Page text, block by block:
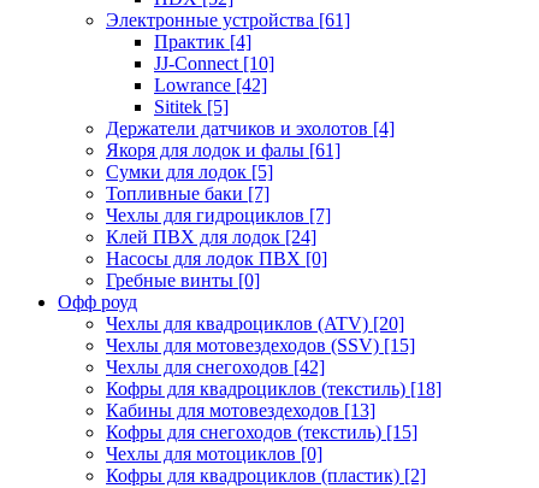
Электронные устройства [61]
Практик [4]
JJ-Connect [10]
Lowrance [42]
Sititek [5]
Держатели датчиков и эхолотов [4]
Якоря для лодок и фалы [61]
Сумки для лодок [5]
Топливные баки [7]
Чехлы для гидроциклов [7]
Клей ПВХ для лодок [24]
Насосы для лодок ПВХ [0]
Гребные винты [0]
Офф роуд
Чехлы для квадроциклов (ATV) [20]
Чехлы для мотовездеходов (SSV) [15]
Чехлы для снегоходов [42]
Кофры для квадроциклов (текстиль) [18]
Кабины для мотовездеходов [13]
Кофры для снегоходов (текстиль) [15]
Чехлы для мотоциклов [0]
Кофры для квадроциклов (пластик) [2]